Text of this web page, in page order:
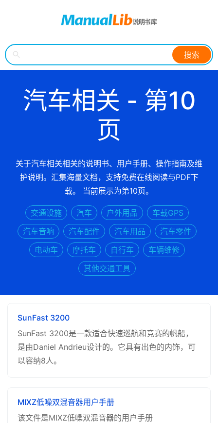
搜索
汽车相关 - 第10
页
关于汽车相关相关的说明书、用户手册、操作指南及维
护说明。汇集海量文档，支持免费在线阅读与PDF下
载。 当前展示为第10页。
交通设施 汽车 户外用品
车载GPS
汽车音响
汽车配件 汽车用品
汽车零件
电动车
摩托车 自行车
车辆维修
其他交通工具
SunFast 3200
SunFast 3200是一款适合快速巡航和竞赛的帆船，
是由Daniel Andrieu设计的。它具有出色的内饰，可
以容纳8人。
MIXZ低噪双混音器用户手册
该文件是MIXZ低噪双混音器的用户手册